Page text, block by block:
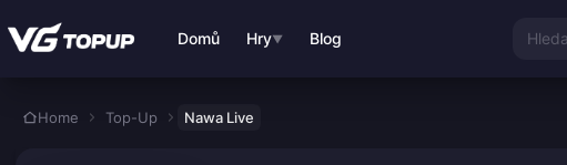
Domů Hry▼ Blog
Home Top-Up Nawa Live